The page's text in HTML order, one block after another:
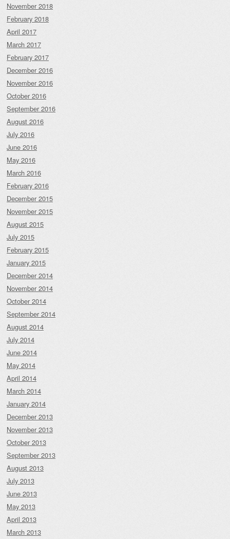
November 2018
February 2018
April 2017
March 2017
February 2017
December 2016
November 2016
October 2016
September 2016
August 2016
July 2016
June 2016
May 2016
March 2016
February 2016
December 2015
November 2015
August 2015
July 2015
February 2015
January 2015
December 2014
November 2014
October 2014
September 2014
August 2014
July 2014
June 2014
May 2014
April 2014
March 2014
January 2014
December 2013
November 2013
October 2013
September 2013
August 2013
July 2013
June 2013
May 2013
April 2013
March 2013